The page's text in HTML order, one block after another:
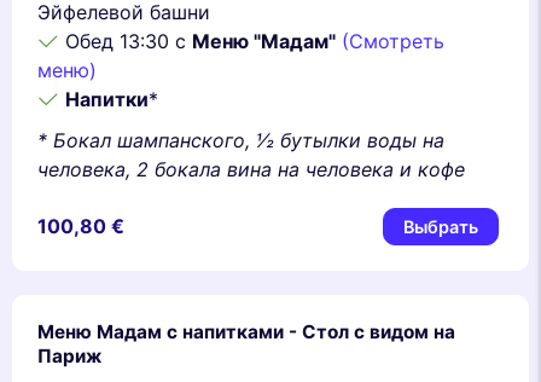
Эйфелевой башни
Обед 13:30 с Меню "Мадам" (Смотреть
меню)
Напитки*
* Бокал шампанского, 1⁄2 бутылки воды на
человека, 2 бокала вина на человека и кофе
100,80 € Выбрать
Меню Мадам с напитками - Стол с видом на
Париж